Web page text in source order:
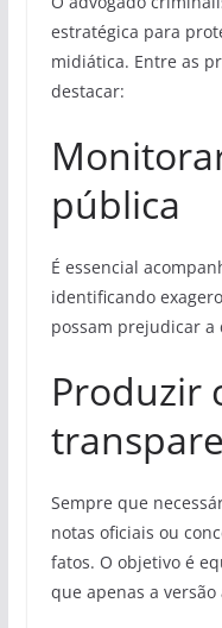
estratégica para
midiática. Entre as
destacar:
pública
É essencial
identificando
possam prejudicar a
Produzir
Sempre que
notas oficiais ou
fatos. O objetivo é
que apenas a